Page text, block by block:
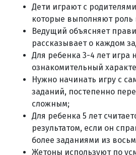
Дети играют с
которые выполняют роль
Ведущий объясняет
рассказывает о каждом
Для ребенка 3-4 лет игра
ознакомительный
Нужно начинать игру с
заданий, постепенно
сложным;
Для ребенка 5 лет
результатом, если он
более заданиями из
Жетоны используют по